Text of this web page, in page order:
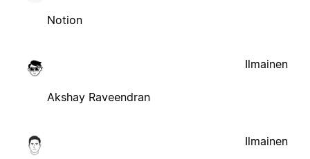
Notion
Akshay Raveendran
Ilmainen
Ilmainen